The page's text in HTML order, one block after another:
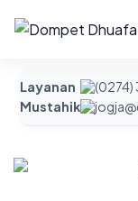
Layanan
Mustahik
(0274)